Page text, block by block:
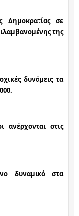
Δημοκρατίας σε
της
δυνάμεις τα
ανέρχονται στις
δυναμικό στα